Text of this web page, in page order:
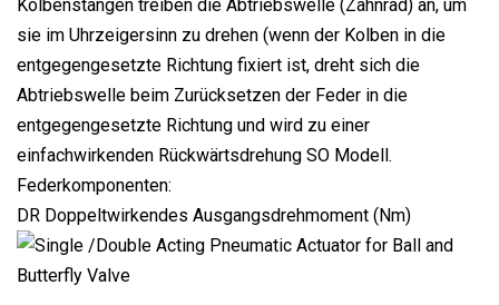
Kolbenstangen treiben die Abtriebswelle (Zahnrad) an, um
sie im Uhrzeigersinn zu drehen (wenn der Kolben in die
entgegengesetzte Richtung fixiert ist, dreht sich die
Abtriebswelle beim Zurücksetzen der Feder in die
entgegengesetzte Richtung und wird zu einer
einfachwirkenden Rückwärtsdrehung SO Modell.
Federkomponenten:
DR Doppeltwirkendes Ausgangsdrehmoment (Nm)